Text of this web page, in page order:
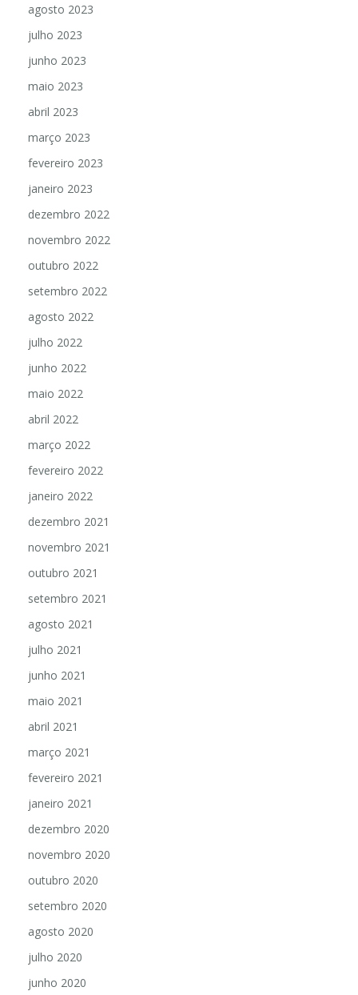
agosto 2023
julho 2023
junho 2023
maio 2023
abril 2023
março 2023
fevereiro 2023
janeiro 2023
dezembro 2022
novembro 2022
outubro 2022
setembro 2022
agosto 2022
julho 2022
junho 2022
maio 2022
abril 2022
março 2022
fevereiro 2022
janeiro 2022
dezembro 2021
novembro 2021
outubro 2021
setembro 2021
agosto 2021
julho 2021
junho 2021
maio 2021
abril 2021
março 2021
fevereiro 2021
janeiro 2021
dezembro 2020
novembro 2020
outubro 2020
setembro 2020
agosto 2020
julho 2020
junho 2020